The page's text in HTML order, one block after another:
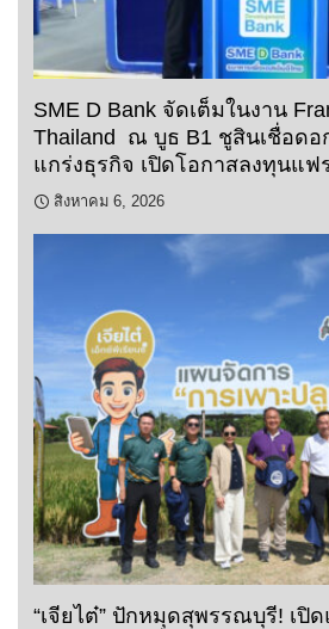
SME D Bank จัดเต็มในงาน
Thailand ณ บูธ B1 ชูสินเชื่อดอ
แกร่งธุรกิจ เปิดโอกาสลงทุนแ
สิงหาคม 6, 2026
“เจียไต๋” ปักหมุดสุพรรณบุรี! เปิ